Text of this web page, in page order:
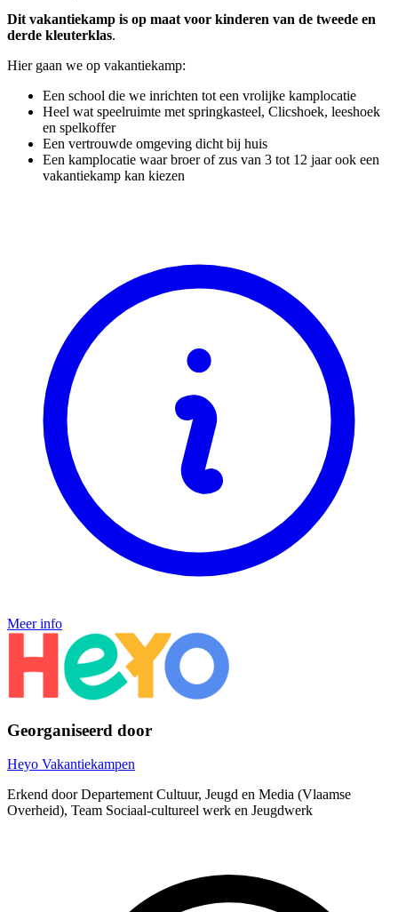
Dit vakantiekamp is op maat voor kinderen van de tweede en
derde kleuterklas.
Hier gaan we op vakantiekamp:
Een school die we inrichten tot een vrolijke kamplocatie
Heel wat speelruimte met springkasteel, Clicshoek, leeshoek
en spelkoffer
Een vertrouwde omgeving dicht bij huis
Een kamplocatie waar broer of zus van 3 tot 12 jaar ook een
vakantiekamp kan kiezen
Meer info
Georganiseerd door
Heyo Vakantiekampen
Erkend door Departement Cultuur, Jeugd en Media (Vlaamse
Overheid), Team Sociaal-cultureel werk en Jeugdwerk